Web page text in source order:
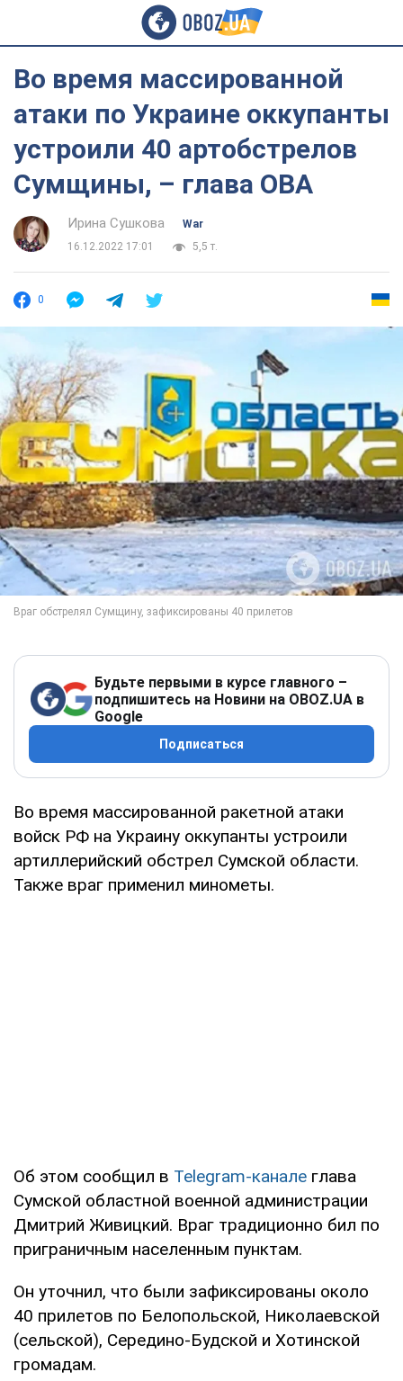
Во время массированной
атаки по Украине оккупанты
устроили 40 артобстрелов
Сумщины, – глава ОВА
Ирина Сушкова
War
16.12.2022 17:01
5,5 т.
0
Будьте первыми в курсе главного –
подпишитесь на Новини на OBOZ.UA в
Google
Подписаться
Во время массированной ракетной атаки
войск РФ на Украину оккупанты устроили
артиллерийский обстрел Сумской области.
Также враг применил минометы.
Об этом сообщил в Telegram-канале глава
Сумской областной военной администрации
Дмитрий Живицкий. Враг традиционно бил по
приграничным населенным пунктам.
Он уточнил, что были зафиксированы около
40 прилетов по Белопольской, Николаевской
(сельской), Середино-Будской и Хотинской
громадам.